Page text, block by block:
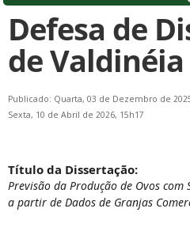
Defesa de
de
Publicado: Quarta, 03 de Dezembro de
Sexta, 10 de Abril de 2026, 15h17
Título da Dissertação:
Previsão da Produção de Ovos
a partir de Dados de Granjas